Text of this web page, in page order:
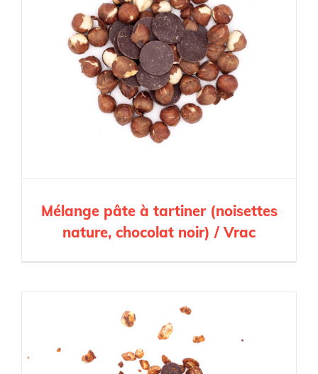
Mélange pâte à tartiner (noisettes
nature, chocolat noir) / Vrac